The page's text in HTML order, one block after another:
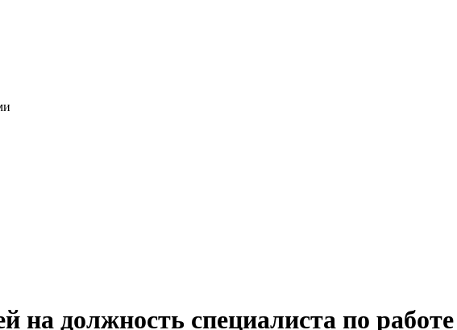
на должность специалиста по